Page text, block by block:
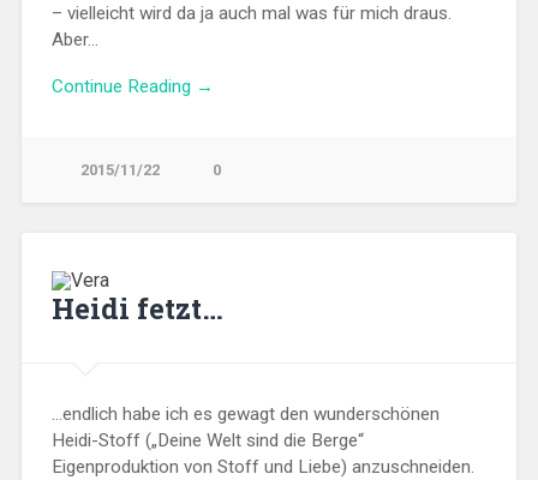
– vielleicht wird da ja auch mal was für mich draus.
Aber…
Continue Reading →
2015/11/22 0
Heidi fetzt…
…endlich habe ich es gewagt den wunderschönen
Heidi-Stoff („Deine Welt sind die Berge“
Eigenproduktion von Stoff und Liebe) anzuschneiden.